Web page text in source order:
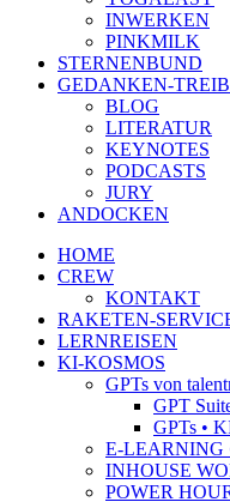
INWERKEN
PINKMILK
STERNENBUND
GEDANKEN-
BLOG
LITERATUR
KEYNOTES
PODCASTS
JURY
ANDOCKEN
HOME
CREW
KONTAKT
RAKETEN-
LERNREISEN
KI-KOSMOS
GPTs von
GPT
GPTs •
E-LEARNING
INHOUSE
POWER